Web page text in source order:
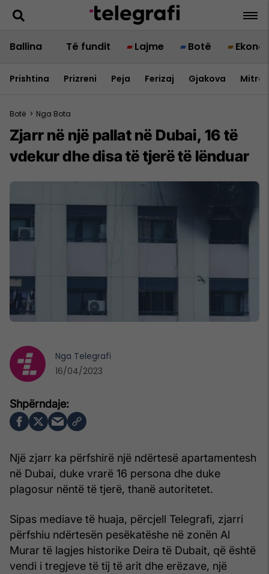
Ballina Të fundit Lajme Botë
Prishtina Prizreni Peja Ferizaj Gjakova
Botë > Nga Bota
Zjarr në një pallat në Dubai, 16 të
vdekur dhe disa të tjerë të lënduar
Një zjarr ka përfshirë një ndërtesë apartamentesh
në Dubai, duke vrarë 16 persona dhe duke
plagosur nëntë të tjerë, thanë autoritetet.
Sipas mediave të huaja, përcjell Telegrafi, zjarri
përfshiu ndërtesën pesëkatëshe në zonën Al
Murar të lagjes historike Deira të Dubait, që është
vendi i tregjeve të tij të arit dhe erëzave, një
Nga Telegrafi
16/04/2023